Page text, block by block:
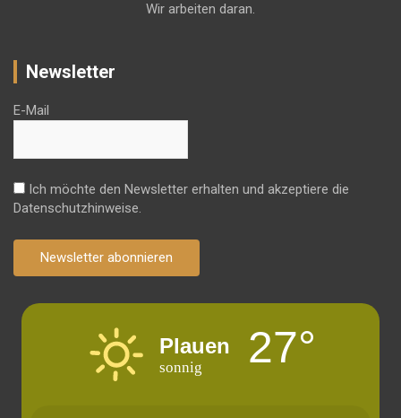
Wir arbeiten daran.
Newsletter
E-Mail
Ich möchte den Newsletter erhalten und akzeptiere die
Datenschutzhinweise.
Newsletter abonnieren
Plauen
sonnig 27°